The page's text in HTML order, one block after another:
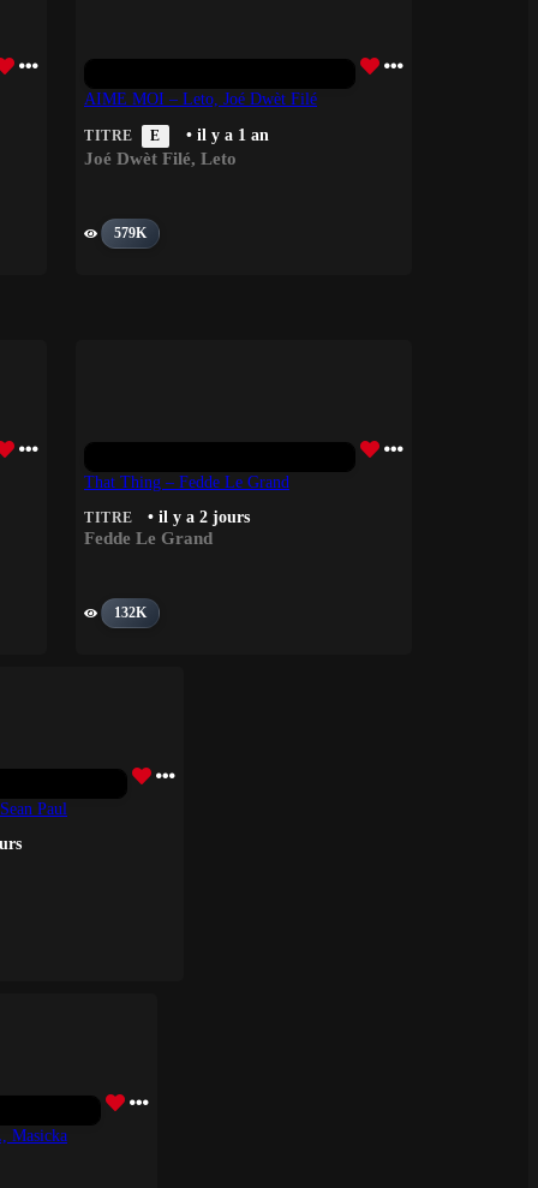
AIME MOI – Leto, Joé Dwèt Filé
TITRE E • il y a 1 an
Joé Dwèt Filé, Leto
579K
That Thing – Fedde Le Grand
TITRE • il y a 2 jours
Fedde Le Grand
132K
Paul
Masicka